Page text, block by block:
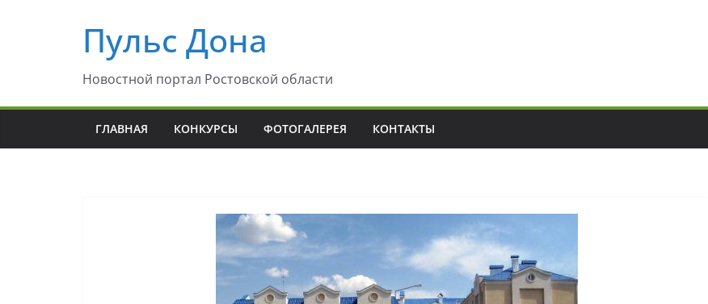
содержимомуПульс Дона
Новостной портал Ростовской области
ГЛАВНАЯ КОНКУРСЫ ФОТОГАЛЕРЕЯ КОНТАКТЫ